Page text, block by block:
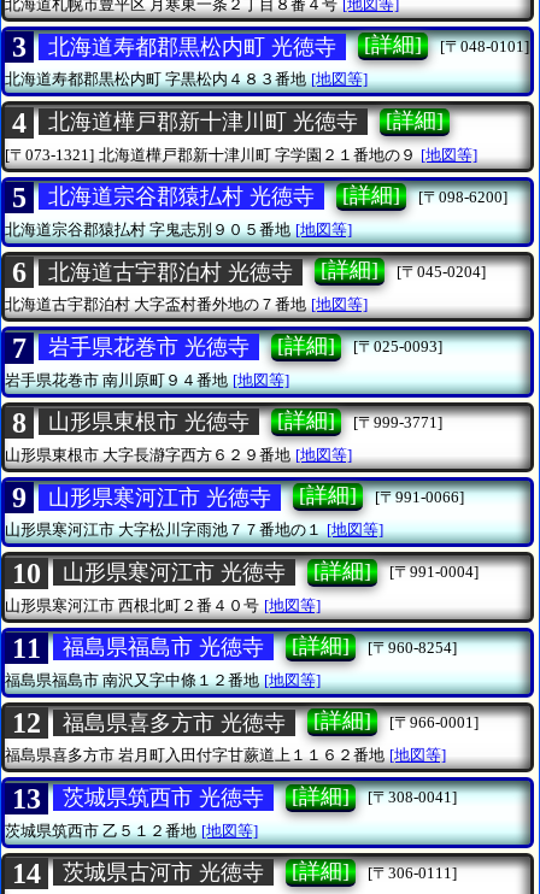
北海道札幌市豊平区 月寒東一条２丁目８番４号 [地図等]
3 北海道寿都郡黒松内町 光徳寺 [詳細]
[〒048-0101]
北海道寿都郡黒松内町字黒松内４８３番地 [地図等]
4 北海道樺戸郡新十津川町 光徳寺 [詳細]
[〒073-1321] 北海道樺戸郡新十津川町 字学園２１番地の９ [地図等]
5 北海道宗谷郡猿払村 光徳寺 [詳細]
[〒098-6200]
北海道宗谷郡猿払村字鬼志別９０５番地 [地図等]
6 北海道古宇郡泊村 光徳寺 [詳細]
[〒045-0204]
北海道古宇郡泊村大字盃村番外地の７番地 [地図等]
7 岩手県花巻市 光徳寺 [詳細]
[〒025-0093]
岩手県花巻市南川原町９４番地 [地図等]
8 山形県東根市 光徳寺 [詳細]
[〒999-3771]
山形県東根市 大字長瀞字西方６２９番地 [地図等]
9 山形県寒河江市 光徳寺 [詳細]
[〒991-0066]
山形県寒河江市大字松川字雨池７７番地の１ [地図等]
10 山形県寒河江市 光徳寺 [詳細]
[〒991-0004]
山形県寒河江市 西根北町２番４０号 [地図等]
11 福島県福島市 光徳寺 [詳細]
[〒960-8254]
福島県福島市南沢又字中條１２番地 [地図等]
12 福島県喜多方市 光徳寺 [詳細]
[〒966-0001]
福島県喜多方市岩月町入田付字甘蕨道上１１６２番地 [地図等]
13 茨城県筑西市 光徳寺 [詳細]
[〒308-0041]
茨城県筑西市乙５１２番地 [地図等]
14 茨城県古河市 光徳寺 [詳細]
[〒306-0111]